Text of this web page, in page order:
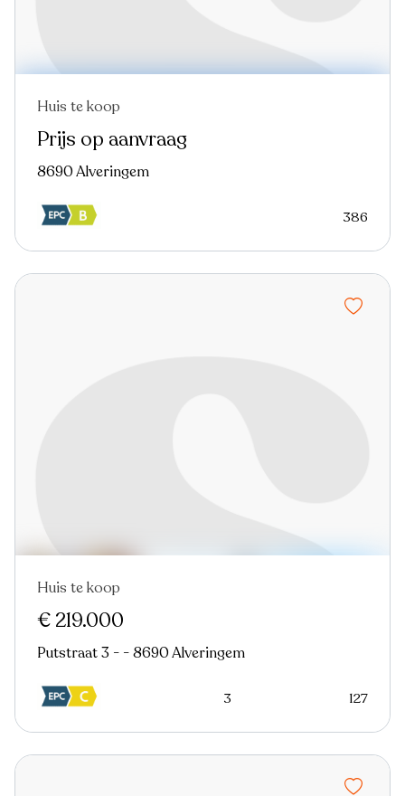
Huis te koop
Prijs op aanvraag
8690 Alveringem
386
Huis te koop
€ 219.000
Putstraat 3 - - 8690 Alveringem
3 127